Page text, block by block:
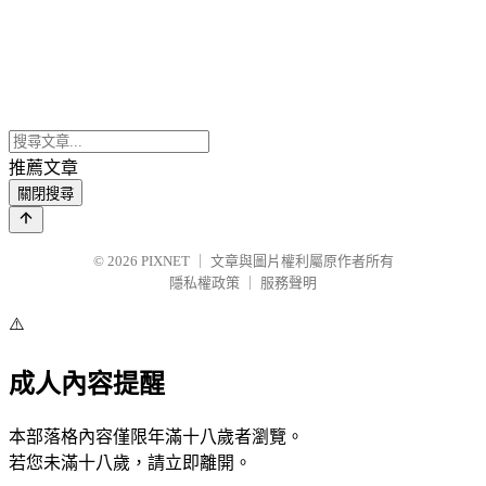
推薦文章
關閉搜尋
© 2026 PIXNET
文章與圖片權利屬原作者所有
隱私權政策
服務聲明
⚠️
成人內容提醒
本部落格內容僅限年滿十八歲者瀏覽。
若您未滿十八歲，請立即離開。